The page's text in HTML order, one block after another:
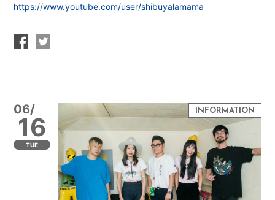
https://www.youtube.com/user/shibuyalamama
06/
16
TUE